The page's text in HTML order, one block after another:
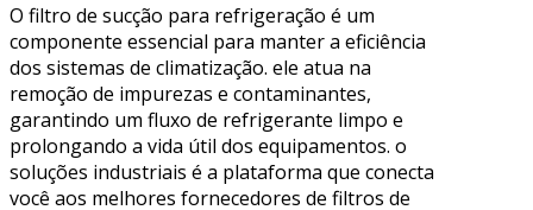
O filtro de sucção para refrigeração é um
componente essencial para manter a eficiência
dos sistemas de climatização. ele atua na
remoção de impurezas e contaminantes,
garantindo um fluxo de refrigerante limpo e
prolongando a vida útil dos equipamentos. o
soluções industriais é a plataforma que conecta
você aos melhores fornecedores de filtros de